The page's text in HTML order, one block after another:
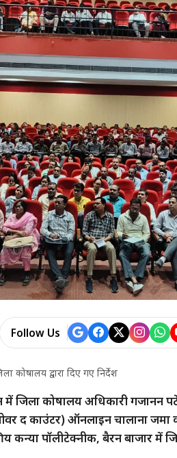
Follow Us
कोषालय द्वारा दिए गए निर्देश
में जिला कोषालय अधिकारी गजानन
द काउंटर) ऑनलाइन चालाना जमा
कन्या पॉलीटेक्नीक, बैरन बाजार में